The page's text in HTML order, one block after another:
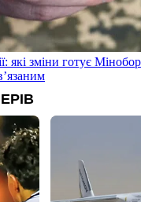
які зміни готує